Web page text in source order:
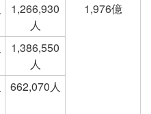
1,266,930
人
1,976億
1,386,550
人
662,070人